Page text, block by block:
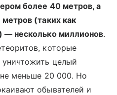
более 40 метров, а
(таких как
— несколько миллионов.
которые
целый
не меньше 20 000. Но
обывателей и